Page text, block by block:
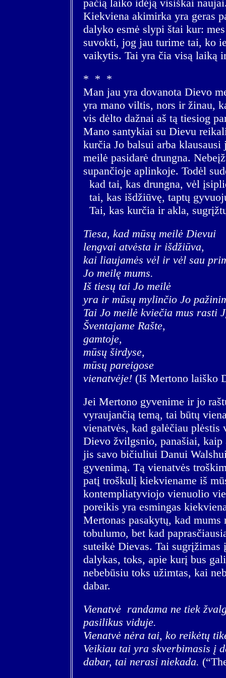
pačią laiko idėją visiškai
Kiekviena akimirka yra geras
dalyko esmė slypi štai kur:
suvokti, jog jau turime tai, ko
vaikytis. Tai yra čia visą laiką
* * *
Man jau yra dovanota Dievo
yra mano viltis, nors ir žinau,
vis dėlto dažnai aš tą tiesiog
Mano santykiai su Dievu
kurčia Jo balsui arba
meilė pasidarė drungna.
supančioje aplinkoje. Todėl
kad tai, kas drungna, vėl
tai, kas išdžiūvę, taptų
Tai, kas kurčia ir akla,
Tiesa, kad mūsų meilė Dievui
lengvai atvėsta ir išdžiūva,
kai liaujamės vėl ir vėl sau
Jo meilę mums.
Iš tiesų tai Jo meilė
yra ir mūsų mylinčio Jo
Tai Jo meilė kviečia mus rasti
Šventajame Rašte,
gamtoje,
mūsų širdyse,
mūsų pareigose
vienatvėje! (Iš Mertono laiško
Jei Mertono gyvenime ir jo
vyraujančią temą, tai būtų
vienatvės, kad galėčiau
Dievo žvilgsnio, panašiai, kaip
jis savo bičiuliui Danui
gyvenimą. Tą vienatvės
patį troškulį kiekviename iš
kontempliatyviojo vienuolio
poreikis yra esmingas
Mertonas pasakytų, kad
tobulumo, bet kad
suteikė Dievas. Tai
dalykas, toks, apie kurį bus
nebebūsiu toks užimtas, kai
dabar.
Vienatvė randama ne tiek
pasilikus viduje.
Vienatvė nėra tai, ko reikėtų
Veikiau tai yra skverbimasis į
dabar, tai nerasi niekada.